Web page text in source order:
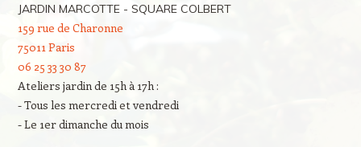
JARDIN MARCOTTE - SQUARE COLBERT
159 rue de Charonne
75011 Paris
06 25 33 30 87
Ateliers jardin de 15h à 17h :
- Tous les mercredi et vendredi
- Le 1er dimanche du mois